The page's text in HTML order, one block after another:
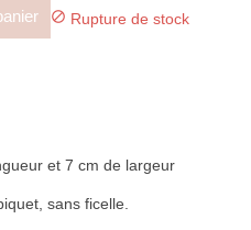
 Rupture de stock
et 7 cm de largeur
sans ficelle.